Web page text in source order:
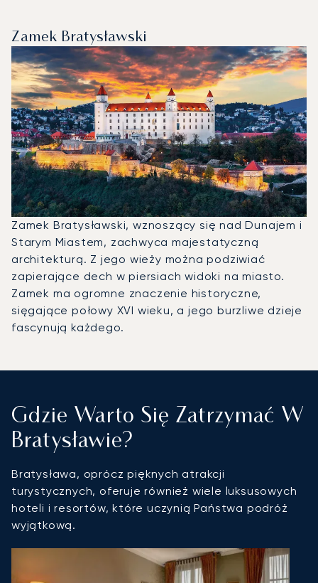
Zamek Bratysławski
Zamek Bratysławski, wznoszący się nad Dunajem i
Starym Miastem, zachwyca majestatyczną
architekturą. Z jego wieży można podziwiać
zapierające dech w piersiach widoki na miasto.
Zamek ma ogromne znaczenie historyczne,
sięgające połowy XVI wieku, a jego burzliwe dzieje
fascynują każdego.
Gdzie Warto Się Zatrzymać W
Bratysławie?
Bratysława, oprócz pięknych atrakcji
turystycznych, oferuje również wiele luksusowych
hoteli i resortów, które uczynią Państwa podróż
wyjątkową.